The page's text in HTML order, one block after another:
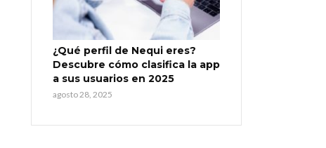
¿Qué perfil de Nequi eres?
Descubre cómo clasifica la app
a sus usuarios en 2025
agosto 28, 2025